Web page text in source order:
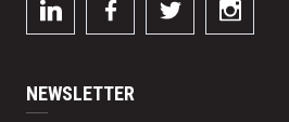
NEWSLETTER